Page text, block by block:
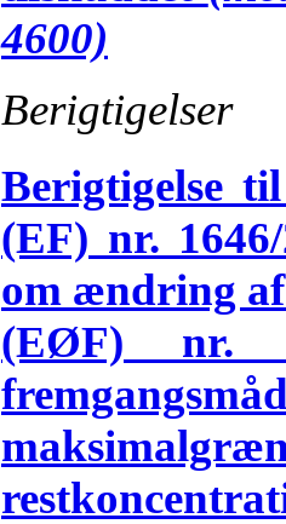
4600)
Berigtigelser
Berigtigelse
(EF) nr.
om ændring
(EØF) nr.